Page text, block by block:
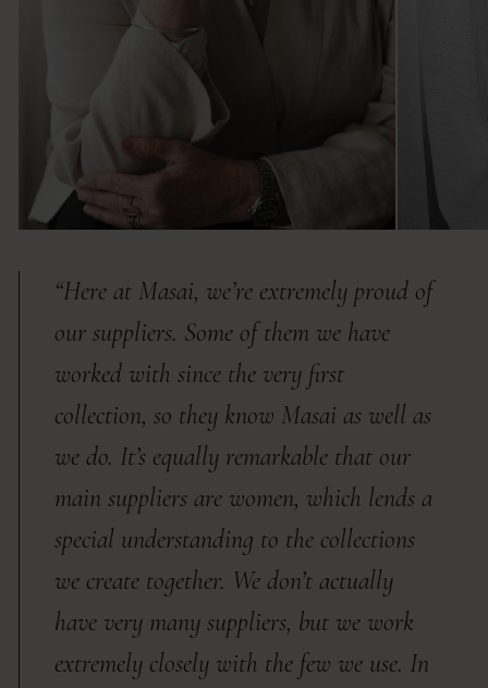
“Here at Masai, we’re extremely proud of
our suppliers. Some of them we have
worked with since the very first
collection, so they know Masai as well as
we do. It’s equally remarkable that our
main suppliers are women, which lends a
special understanding to the collections
we create together. We don’t actually
have very many suppliers, but we work
extremely closely with the few we use. In